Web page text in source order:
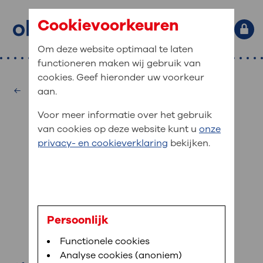
Primaire website navigatie
Home
Afdelingen
Medische informatie
Uw verblijf in OLVG
Werken bij OLVG
: waar bent u naar op zoek?
Veel gezocht: Bloedafname , MijnOLVG ,Digitalisering
MijnOLVG
gegevens inzien
MijnOLVG is het patiëntenportaal van OLVG. In
sneller helpen.
Direct naar MijnOLVG
Kindergeneeskunde
dr. Q.M. van Dellen
kinderarts
Cookievoorkeuren
Om deze website optimaal te laten
functioneren maken wij gebruik van
cookies. Geef hieronder uw voorkeur
aan.
Voor meer informatie over het gebruik
van cookies op deze website kunt u onze
privacy- en cookieverklaring bekijken.
Persoonlijk
Functionele cookies
Analyse cookies (anoniem)